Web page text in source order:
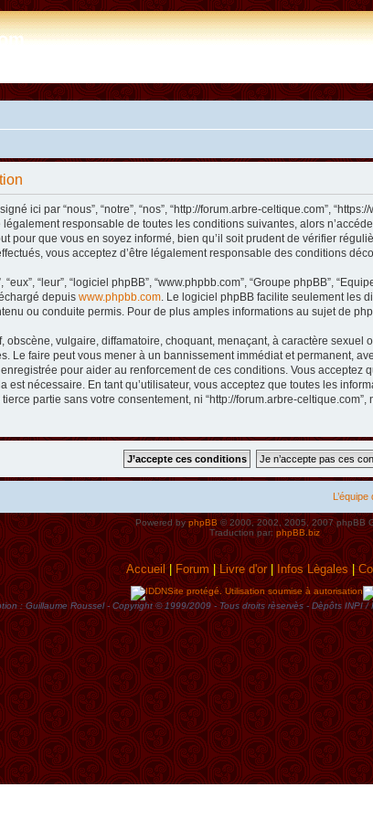
ici par “nous”, “notre”, “nos”, “http://forum.arbre-celtique.com”,
responsable de toutes les conditions suivantes, alors
pour que vous en soyez informé, bien qu’il soit prudent de vérifier
vous acceptez d’être légalement responsable des conditions
“leur”, “logiciel phpBB”, “www.phpbb.com”, “Groupe phpBB”,
depuis www.phpbb.com . Le logiciel phpBB facilite seulement les
ou conduite permis. Pour de plus amples informations au sujet de
vulgaire, diffamatoire, choquant, menaçant, à caractère sexuel
Le faire peut vous mener à un bannissement immédiat et permanent,
pour aider au renforcement de ces conditions. Vous acceptez
est nécessaire. En tant qu’utilisateur, vous acceptez que toutes les
partie sans votre consentement, ni “http://forum.arbre-
Powered byphpBB© 2000, 2002, 2005, 2007 phpBB
Traduction par: phpBB.biz
Accueil|Forum|Livre d'or| Infos Lègales|
Site protégé. Utilisation soumise à autorisation
: Guillaume Roussel - Copyright © 1999/2009 - Tous droits rèservès - Dèpôts INPI